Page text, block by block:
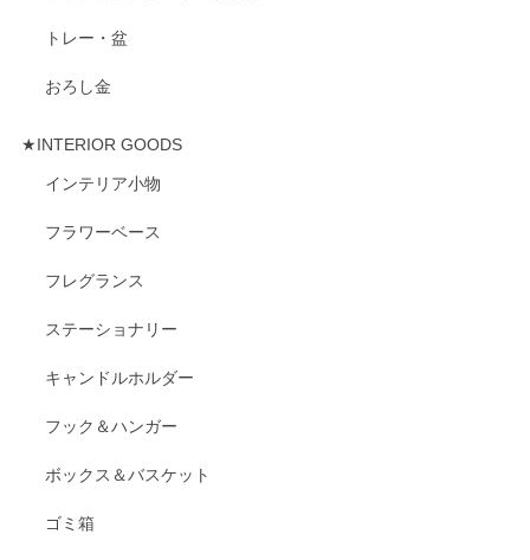
トレー・盆
おろし金
★INTERIOR GOODS
インテリア小物
フラワーベース
フレグランス
ステーショナリー
キャンドルホルダー
フック＆ハンガー
ボックス＆バスケット
ゴミ箱